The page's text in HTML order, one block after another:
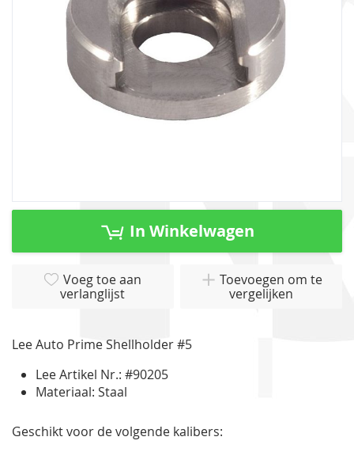
Ga
In Winkelwagen
Voeg toe aan
verlanglijst
Toevoegen om te
vergelijken
Lee Auto Prime Shellholder #5
Lee Artikel Nr.: #90205
Materiaal: Staal
Geschikt voor de volgende kalibers: